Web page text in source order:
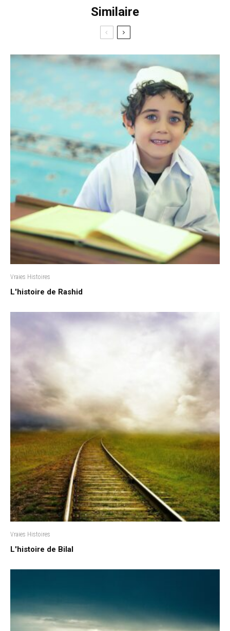
Similaire
Vraies Histoires
L'histoire de Rashid
Vraies Histoires
L'histoire de Bilal